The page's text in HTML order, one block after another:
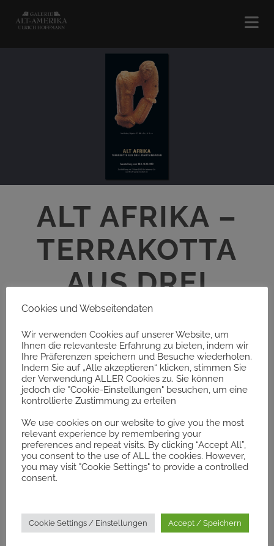
ALT AFRIKA –
TERRAKOTTA
AUS DREI
JAHRTAUSENDE
N
Ausstellung vom 18.09.1999 bis 16.10.1999
Cookies und Webseitendaten
Wir verwenden Cookies auf unserer Website, um
Ihnen die relevanteste Erfahrung zu bieten, indem wir
Ihre Präferenzen speichern und Besuche wiederholen.
Indem Sie auf „Alle akzeptieren“ klicken, stimmen Sie
der Verwendung ALLER Cookies zu. Sie können
jedoch die "Cookie-Einstellungen" besuchen, um eine
kontrollierte Zustimmung zu erteilen
We use cookies on our website to give you the most
relevant experience by remembering your
preferences and repeat visits. By clicking “Accept All”,
you consent to the use of ALL the cookies. However,
you may visit "Cookie Settings" to provide a controlled
consent.
Cookie Settings / Einstellungen Accept / Speichern